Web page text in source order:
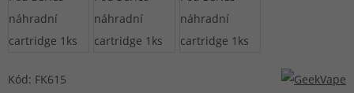
Kód: FK615